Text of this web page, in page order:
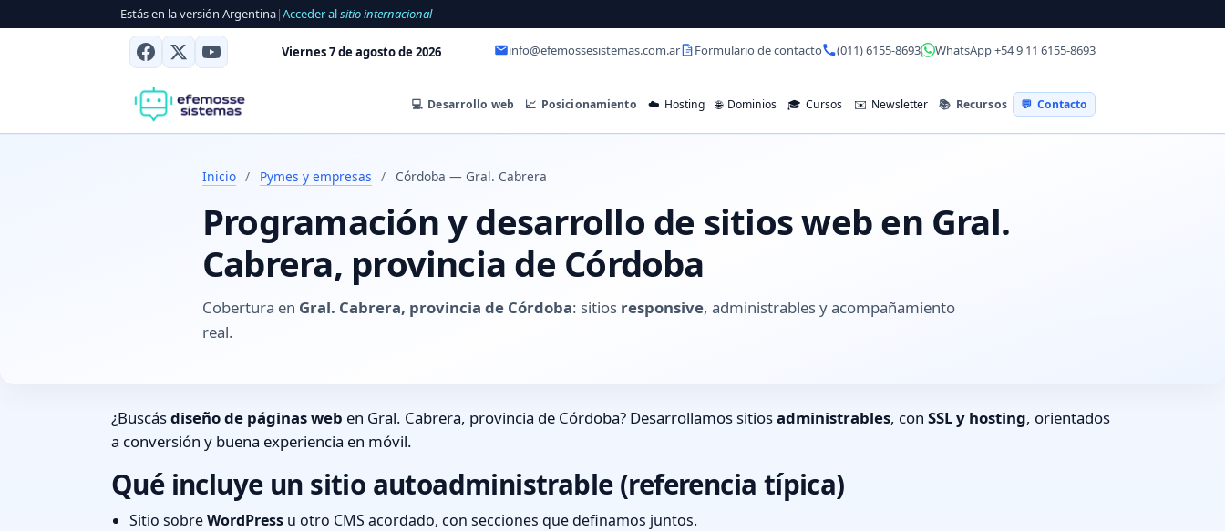
Estás en la versión Argentina|Acceder alsitio internacional
Viernes 7 de agosto de 2026 info@efemossesistemas.com.ar Formulario de contacto (011) 6155-8693 WhatsApp +54 9 11 6155-8693
💻 Desarrollo web 📈 Posicionamiento ☁️ Hosting 🌐 Dominios 🎓 Cursos ✉️ Newsletter 📚 Recursos 💬 Contacto
Inicio / Pymes y empresas / Córdoba — Gral. Cabrera
Programación y desarrollo de sitios web en Gral.
Cabrera, provincia de Córdoba
Cobertura en Gral. Cabrera, provincia de Córdoba: sitios responsive, administrables y acompañamiento
real.
¿Buscásdiseño de páginas web en Gral. Cabrera, provincia de Córdoba? Desarrollamos sitiosadministrables, con SSL y hosting, orientados
a conversión y buena experiencia en móvil.
Qué incluye un sitio autoadministrable (referencia típica)
Sitio sobreWordPress u otro CMS acordado, con secciones que definamos juntos.